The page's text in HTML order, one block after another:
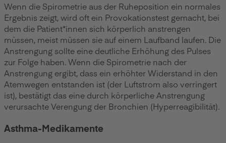
Wenn die Spirometrie aus der Ruheposition ein normales
Ergebnis zeigt, wird oft ein Provokationstest gemacht, bei
dem die Patient*innen sich körperlich anstrengen
müssen, meist müssen sie auf einem Laufband laufen. Die
Anstrengung sollte eine deutliche Erhöhung des Pulses
zur Folge haben. Wenn die Spirometrie nach der
Anstrengung ergibt, dass ein erhöhter Widerstand in den
Atemwegen entstanden ist (der Luftstrom also verringert
ist), bestätigt das eine durch körperliche Anstrengung
verursachte Verengung der Bronchien (Hyperreagibilität).
Asthma-Medikamente